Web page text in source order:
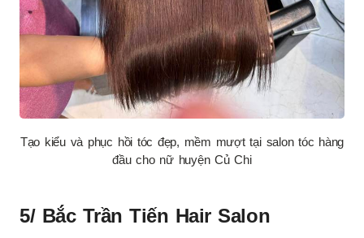
Tạo kiểu và phục hồi tóc đẹp, mềm mượt tại salon tóc hàng
đầu cho nữ huyện Củ Chi
5/ Bắc Trần Tiến Hair Salon